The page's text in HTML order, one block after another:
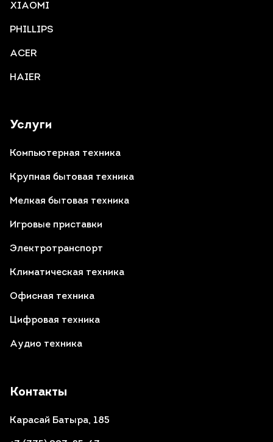
Контакты
Карасай Батыра, 185
Услуги
Компьютерная техника
Крупная бытовая техника
Мелкая бытовая техника
Игровые приставки
Электротранспорт
Климатическая техника
Офисная техника
Цифровая техника
Аудио техника
XIAOMI
PHILLIPS
ACER
HAIER